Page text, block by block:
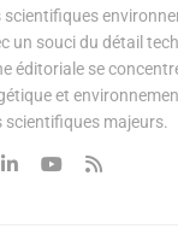
scientifiques
un souci du détail
éditoriale se
et
scientifiques majeurs.